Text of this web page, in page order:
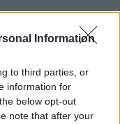
Information
to third parties, or
information for
below opt-out
note that after your
possono
uno strumento
come un
ma ci
rialzarci più